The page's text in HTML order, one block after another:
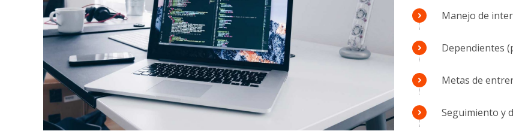
Manejo de
Dependientes
Metas de
Seguimiento y